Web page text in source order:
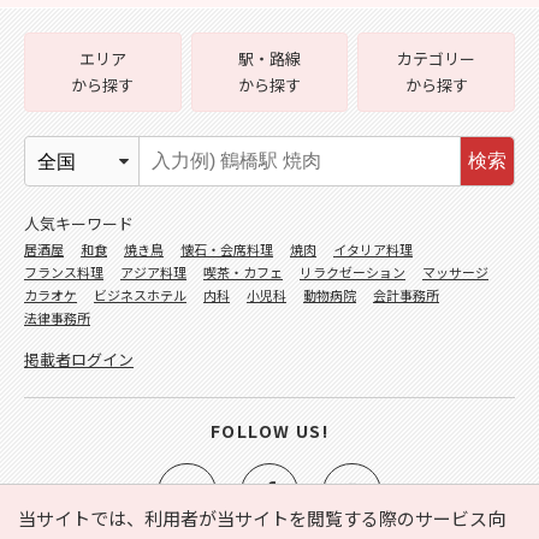
当サイトでは、利用者が当サイトを閲覧する際のサービス向
エリア
から探す
駅・路線
から探す
カテゴリー
から探す
検索
人気キーワード
居酒屋 和食 焼き鳥 懐石・会席料理 焼肉
イタリア料理
フランス料理
アジア料理 喫茶・カフェ リラクゼーション
マッサージ
カラオケ
ビジネスホテル 内科 小児科 動物病院
会計事務所
法律事務所
掲載者ログイン
FOLLOW US!